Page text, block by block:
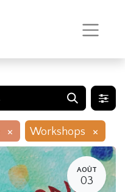
× Workshops ×
AOÛT
03